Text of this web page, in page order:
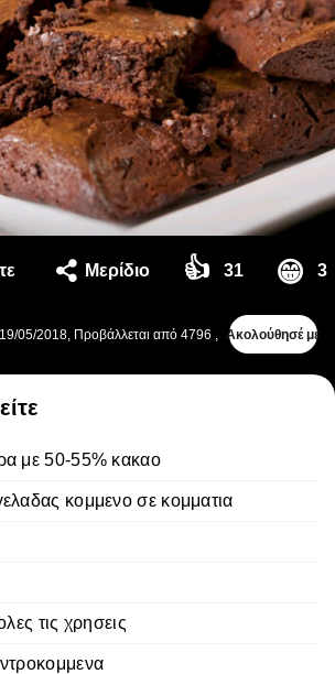
Μερίδιο 👍 31 😁 3
19/05/2018, Προβάλλεται από 4796 , Ακολούθησέ με
με 50-55% κακαο
κομμενο σε κομματια
τις χρησεις